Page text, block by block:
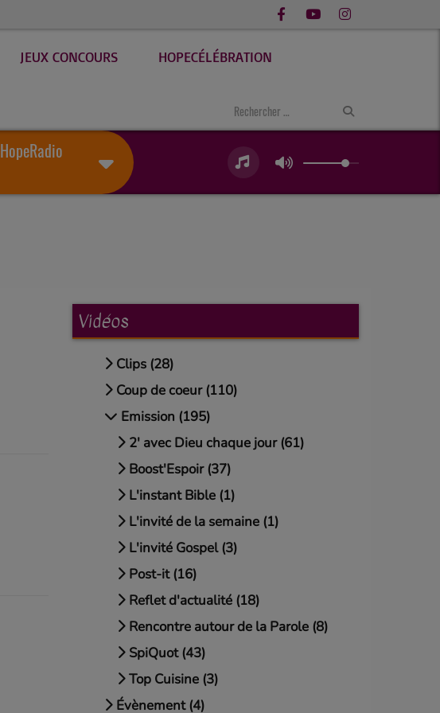
JEUX CONCOURS HOPECÉLÉBRATION
HopeRadio
Vidéos
Clips (28)
Coup de coeur (110)
Emission (195)
2' avec Dieu chaque jour (61)
Boost'Espoir (37)
L'instant Bible (1)
L'invité de la semaine (1)
L'invité Gospel (3)
Post-it (16)
Reflet d'actualité (18)
Rencontre autour de la Parole (8)
SpiQuot (43)
Top Cuisine (3)
Évènement (4)